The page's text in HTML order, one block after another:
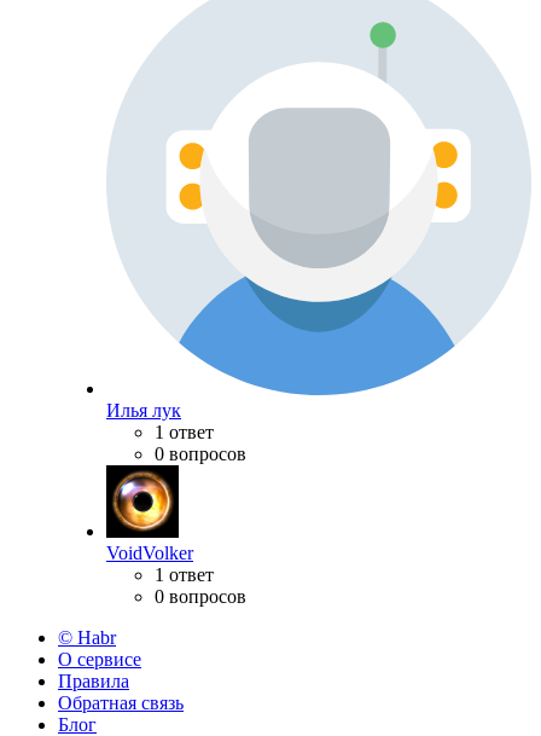
Илья лук
1 ответ
0 вопросов
VoidVolker
1 ответ
0 вопросов
© Habr
О сервисе
Правила
Обратная связь
Блог